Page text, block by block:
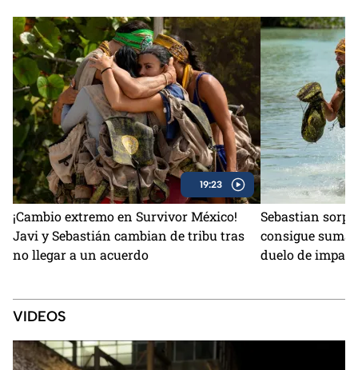
19:23
¡Cambio extremo en Survivor México!
Javi y Sebastián cambian de tribu tras
no llegar a un acuerdo
Sebastian
consigue
duelo de
VIDEOS